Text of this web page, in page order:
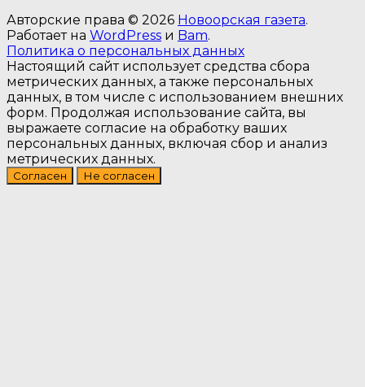
Авторские права © 2026 Новоорская газета.
Работает на WordPress и Bam.
Политика о персональных данных
Настоящий сайт использует средства сбора
метрических данных, а также персональных
данных, в том числе с использованием внешних
форм. Продолжая использование сайта, вы
выражаете согласие на обработку ваших
персональных данных, включая сбор и анализ
метрических данных.
Согласен Не согласен